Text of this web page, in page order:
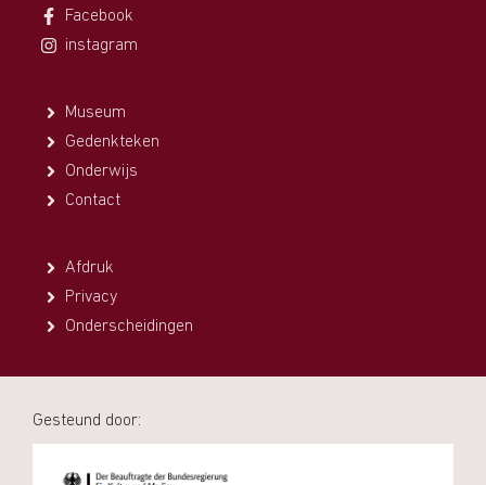
Facebook
instagram
Museum
Gedenkteken
Onderwijs
Contact
Afdruk
Privacy
Onderscheidingen
Gesteund door: